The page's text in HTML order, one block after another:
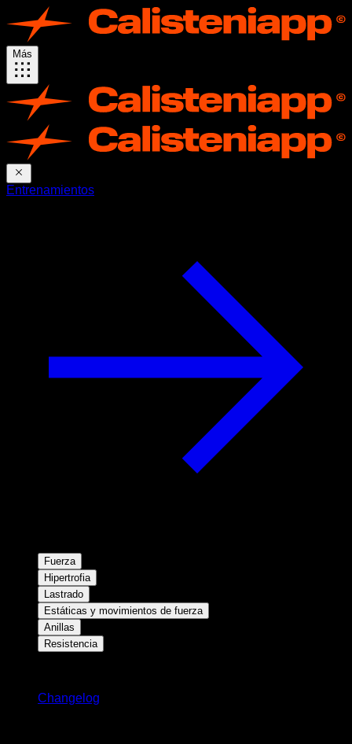
Más
Entrenamientos
Fuerza
Hipertrofia
Lastrado
Estáticas y movimientos de fuerza
Anillas
Resistencia
Changelog